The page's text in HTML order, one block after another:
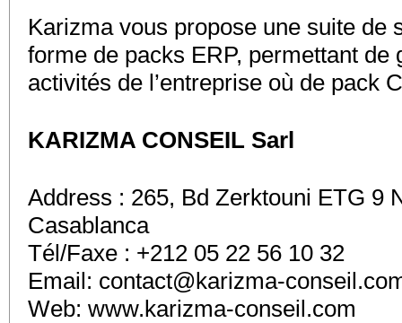
Karizma vous propose une suite de
forme de packs ERP, permettant de
activités de l’entreprise où de pack
KARIZMA CONSEIL Sarl
Address : 265, Bd Zerktouni ETG 9
Casablanca
Tél/Faxe : +212 05 22 56 10 32
Email: contact@karizma-
Web: www.karizma-conseil.com